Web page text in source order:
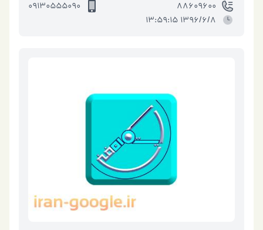
88609600
09130555090
1396/6/8 13:59:15